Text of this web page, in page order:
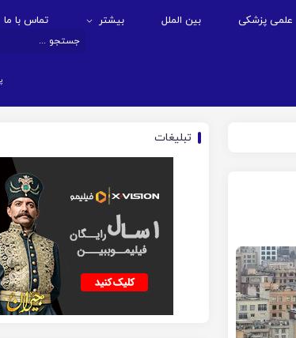
علمی پزشکی بین الملل بیشتر تماس با ما
تبلیغات